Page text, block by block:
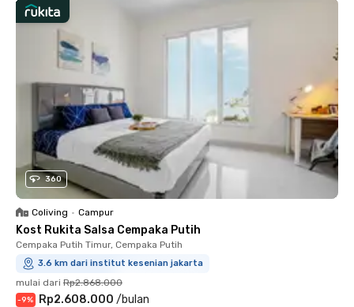
360
Coliving • Campur
Kost Rukita Salsa Cempaka Putih
Cempaka Putih Timur, Cempaka Putih
3.6 km dari institut kesenian jakarta
mulai dari Rp2.868.000
-9% Rp2.608.000 /bulan